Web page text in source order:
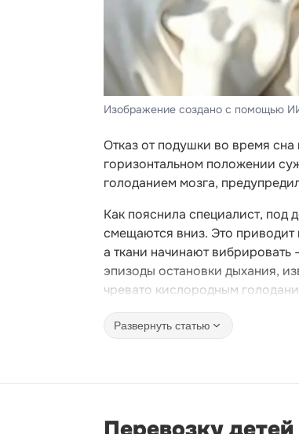
Изображение создано с помощью
Отказ от подушки во время
горизонтальном положении
голоданием мозга,
Как пояснила специалист, под
смещаются вниз. Это приводит
а ткани начинают
эпизоды остановки дыхания,
чревато кислородным
Развернуть статью